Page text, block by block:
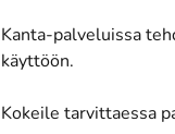
Kanta-palveluissa
käyttöön.
Kokeile tarvittaessa